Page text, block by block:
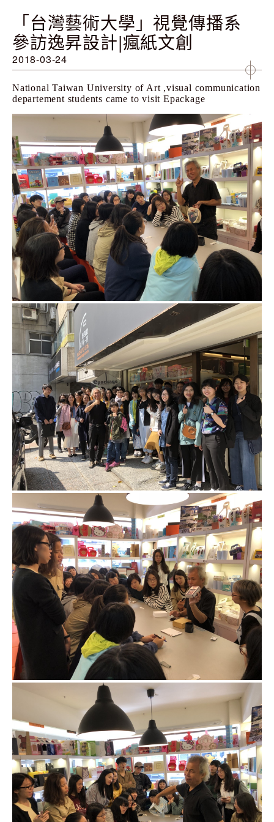
「台灣藝術大學」視覺傳播系
參訪逸昇設計|瘋紙文創
2018-03-24
National Taiwan University of Art ,visual communication
departement students came to visit Epackage